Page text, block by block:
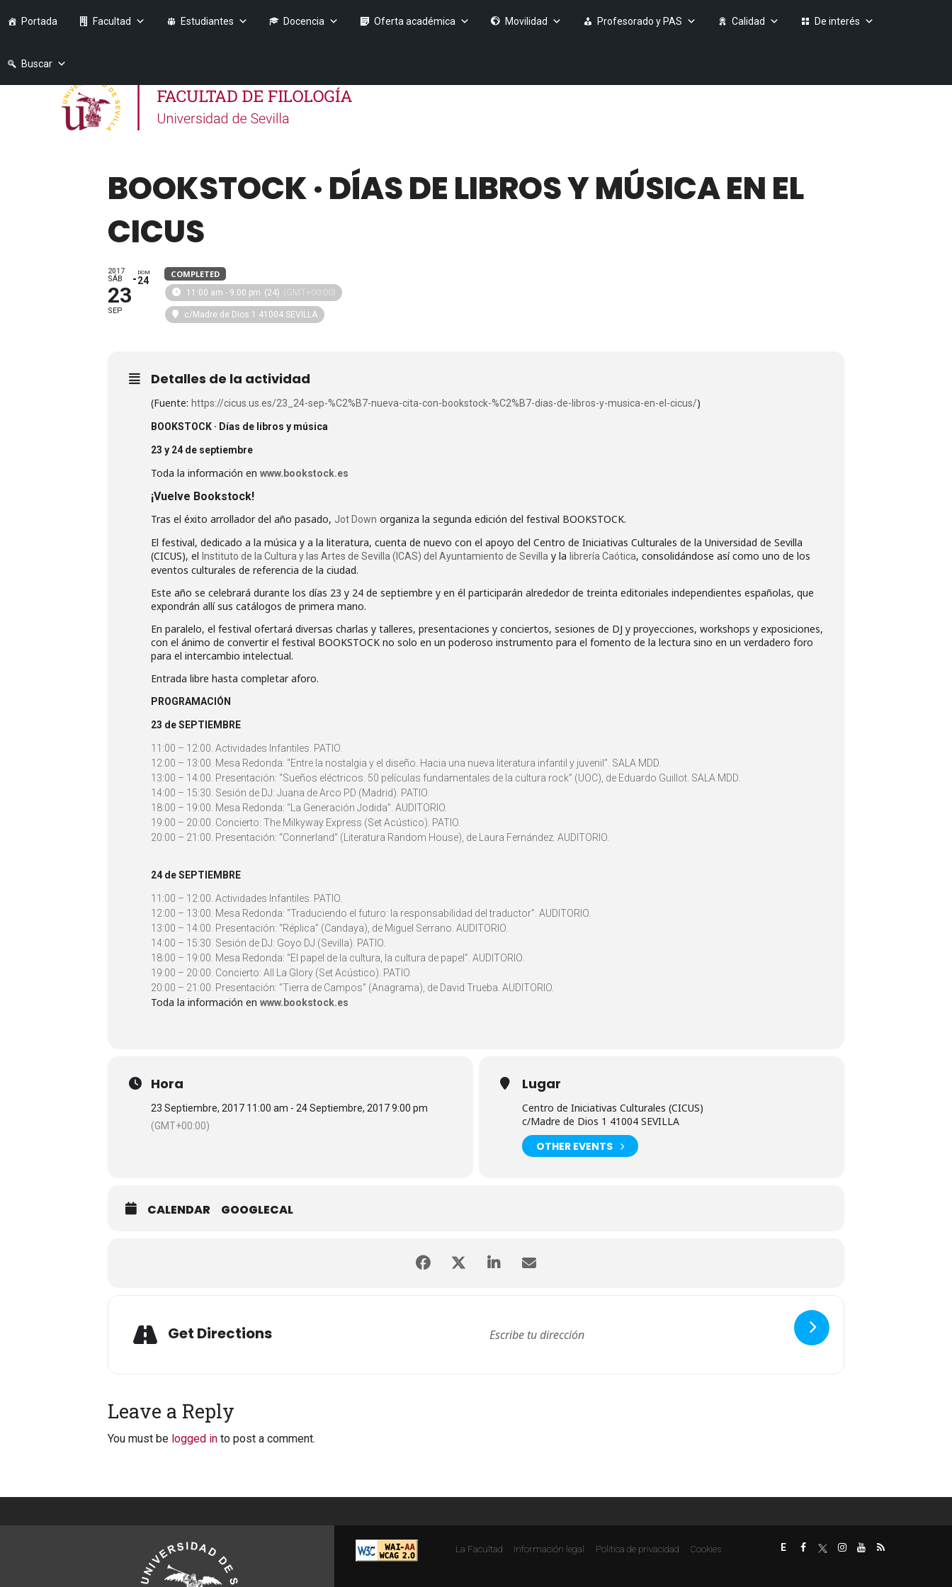
Portada Facultad Estudiantes Docencia Oferta académica Movilidad Profesorado y PAS Calidad De interés
Buscar
BOOKSTOCK · DÍAS DE LIBROS Y MÚSICA EN EL
CICUS
2017
SÁB
23
SEP
DOM
24
COMPLETED
11:00 am - 9:00 pm (24) (GMT+00:00)
c/Madre de Dios 1 41004 SEVILLA
Detalles de la actividad
(Fuente: https://cicus.us.es/23_24-sep-%C2%B7-nueva-cita-con-bookstock-%C2%B7-dias-de-libros-y-musica-en-el-cicus/)
BOOKSTOCK · Días de libros y música
23 y 24 de septiembre
Toda la información en www.bookstock.es
¡Vuelve Bookstock!
Tras el éxito arrollador del año pasado, Jot Down organiza la segunda edición del festival BOOKSTOCK.
El festival, dedicado a la música y a la literatura, cuenta de nuevo con el apoyo del Centro de Iniciativas Culturales de la Universidad de Sevilla
(CICUS), el Instituto de la Cultura y las Artes de Sevilla (ICAS) del Ayuntamiento de Sevilla y la librería Caótica, consolidándose así como uno de los
eventos culturales de referencia de la ciudad.
Este año se celebrará durante los días 23 y 24 de septiembre y en él participarán alrededor de treinta editoriales independientes españolas, que
expondrán allí sus catálogos de primera mano.
En paralelo, el festival ofertará diversas charlas y talleres, presentaciones y conciertos, sesiones de DJ y proyecciones, workshops y exposiciones,
con el ánimo de convertir el festival BOOKSTOCK no solo en un poderoso instrumento para el fomento de la lectura sino en un verdadero foro
para el intercambio intelectual.
Entrada libre hasta completar aforo.
PROGRAMACIÓN
23 de SEPTIEMBRE
11:00 – 12:00. Actividades Infantiles. PATIO.
12:00 – 13:00. Mesa Redonda: “Entre la nostalgia y el diseño. Hacia una nueva literatura infantil y juvenil”. SALA MDD.
13:00 – 14:00. Presentación: “Sueños eléctricos. 50 películas fundamentales de la cultura rock” (UOC), de Eduardo Guillot. SALA MDD.
14:00 – 15:30. Sesión de DJ: Juana de Arco PD (Madrid). PATIO.
18:00 – 19:00. Mesa Redonda: “La Generación Jodida”. AUDITORIO.
19:00 – 20:00. Concierto: The Milkyway Express (Set Acústico). PATIO.
20:00 – 21:00. Presentación: “Connerland” (Literatura Random House), de Laura Fernández. AUDITORIO.
24 de SEPTIEMBRE
11:00 – 12:00. Actividades Infantiles. PATIO.
12:00 – 13:00. Mesa Redonda: “Traduciendo el futuro: la responsabilidad del traductor”. AUDITORIO.
13:00 – 14:00. Presentación: “Réplica” (Candaya), de Miguel Serrano. AUDITORIO.
14:00 – 15:30. Sesión de DJ: Goyo DJ (Sevilla). PATIO.
18:00 – 19:00. Mesa Redonda: “El papel de la cultura, la cultura de papel”. AUDITORIO.
19:00 – 20:00. Concierto: All La Glory (Set Acústico). PATIO.
20:00 – 21:00. Presentación: “Tierra de Campos” (Anagrama), de David Trueba. AUDITORIO.
Toda la información en www.bookstock.es
Hora
23 Septiembre, 2017 11:00 am - 24 Septiembre, 2017 9:00 pm
(GMT+00:00)
Lugar
Centro de Iniciativas Culturales (CICUS)
c/Madre de Dios 1 41004 SEVILLA
OTHER EVENTS
CALENDAR GOOGLECAL
Get Directions
Leave a Reply
You must be logged in to post a comment.
La Facultad Información legal Politica de privacidad Cookies E